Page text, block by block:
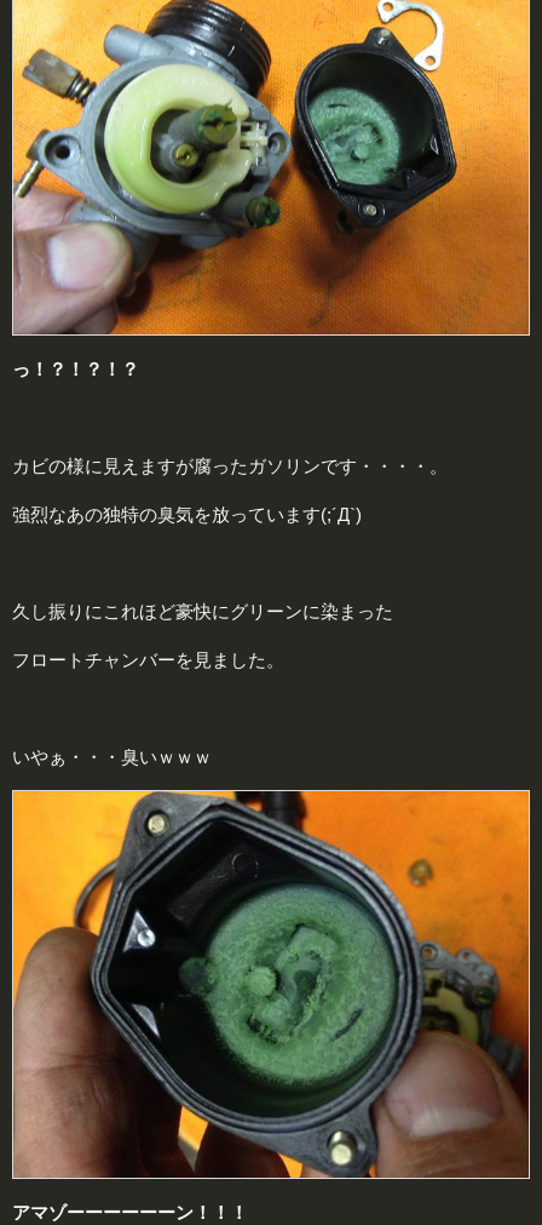
っ！？！？！？
カビの様に見えますが腐ったガソリンです・・・・。
強烈なあの独特の臭気を放っています(;´Д`)
久し振りにこれほど豪快にグリーンに染まった
フロートチャンバーを見ました。
いやぁ・・・臭いｗｗｗ
アマゾーーーーーーン！！！